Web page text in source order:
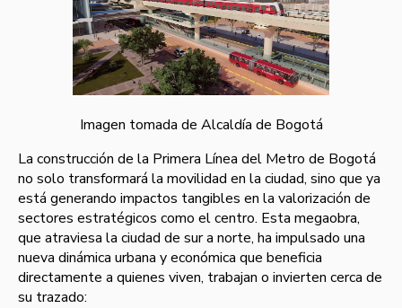
Imagen tomada de Alcaldía de Bogotá
La construcción de la Primera Línea del Metro de Bogotá
no solo transformará la movilidad en la ciudad, sino que ya
está generando impactos tangibles en la valorización de
sectores estratégicos como el centro. Esta megaobra,
que atraviesa la ciudad de sur a norte, ha impulsado una
nueva dinámica urbana y económica que beneficia
directamente a quienes viven, trabajan o invierten cerca de
su trazado: